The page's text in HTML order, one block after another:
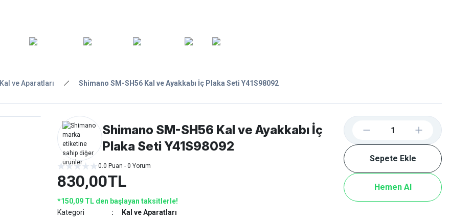
AKSESUARLAR ASKI/TAŞIMA TAMİR/BAKIM GİYİM
Kal ve Aparatları Shimano SM-SH56 Kal ve Ayakkabı İç Plaka Seti Y41S98092
Shimano SM-SH56 Kal ve Ayakkabı İç
Plaka Seti Y41S98092
0.0 Puan - 0 Yorum
830,00TL
*150,09 TL den başlayan taksitlerle!
Kategori
Kal ve Aparatları
Sepete Ekle
Hemen Al